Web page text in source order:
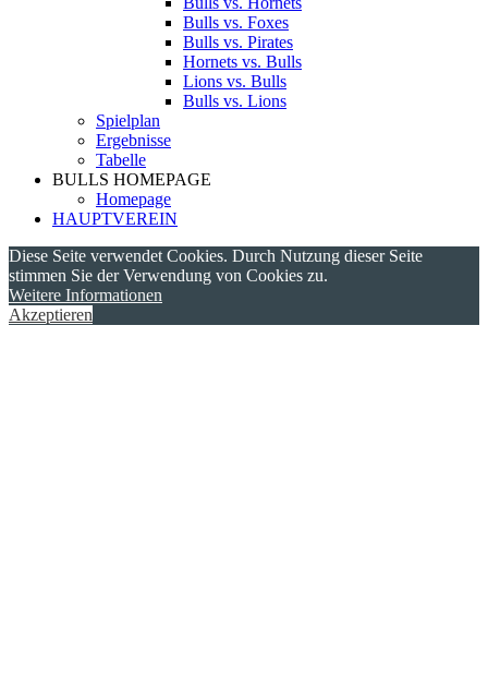
Bulls vs. Foxes
Bulls vs. Pirates
Hornets vs. Bulls
Lions vs. Bulls
Bulls vs. Lions
Spielplan
Ergebnisse
Tabelle
BULLS HOMEPAGE
Homepage
HAUPTVEREIN
Diese Seite verwendet Cookies. Durch Nutzung dieser Seite
stimmen Sie der Verwendung von Cookies zu.
Weitere Informationen
Akzeptieren